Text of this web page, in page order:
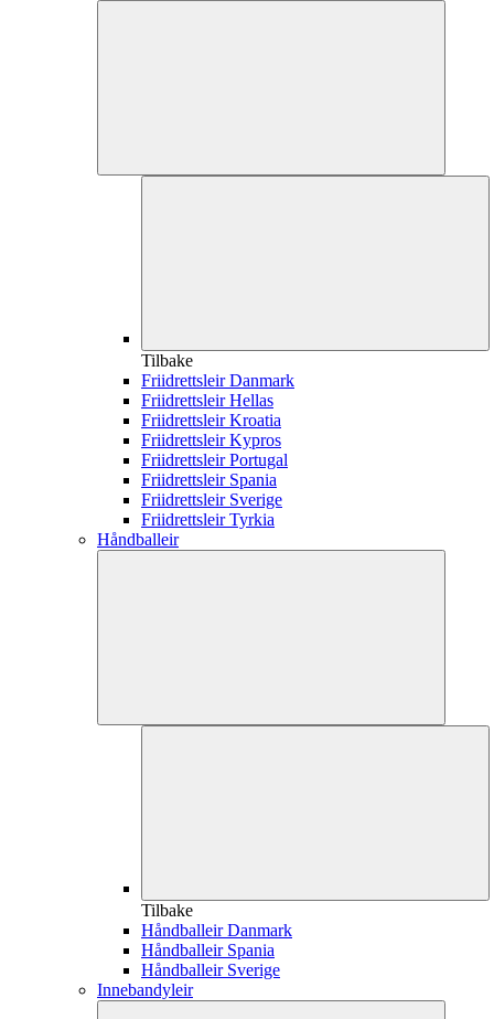
Tilbake
Friidrettsleir Danmark
Friidrettsleir Hellas
Friidrettsleir Kroatia
Friidrettsleir Kypros
Friidrettsleir Portugal
Friidrettsleir Spania
Friidrettsleir Sverige
Friidrettsleir Tyrkia
Håndballeir
Tilbake
Håndballeir Danmark
Håndballeir Spania
Håndballeir Sverige
Innebandyleir